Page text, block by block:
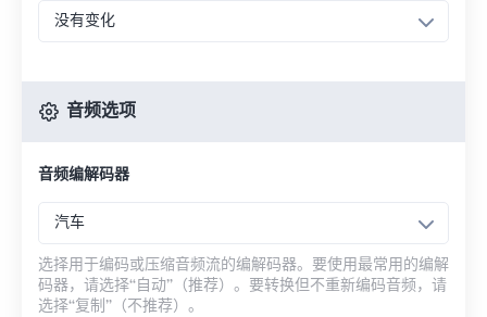
没有变化
音频选项
音频编解码器
汽车
选择用于编码或压缩音频流的编解码器。要使用最常用的编解
码器，请选择“自动”（推荐）。要转换但不重新编码音频，请
选择“复制”（不推荐）。